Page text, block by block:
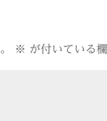
※ が付いている